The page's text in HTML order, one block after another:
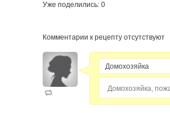
Уже поделились: 0
Комментарии к рецепту отсутствуют
Домохозяйка,